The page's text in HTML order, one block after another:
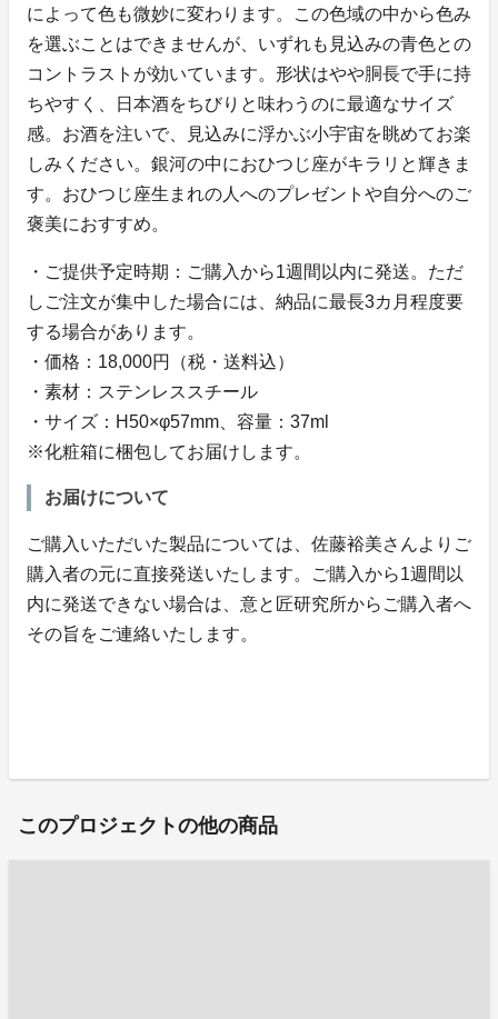
によって色も微妙に変わります。この色域の中から色み
を選ぶことはできませんが、いずれも見込みの青色との
コントラストが効いています。形状はやや胴長で手に持
ちやすく、日本酒をちびりと味わうのに最適なサイズ
感。お酒を注いで、見込みに浮かぶ小宇宙を眺めてお楽
しみください。銀河の中におひつじ座がキラリと輝きま
す。おひつじ座生まれの人へのプレゼントや自分へのご
褒美におすすめ。
・ご提供予定時期：ご購入から1週間以内に発送。ただ
しご注文が集中した場合には、納品に最長3カ月程度要
する場合があります。
・価格：18,000円（税・送料込）
・素材：ステンレススチール
・サイズ：H50×φ57mm、容量：37ml
※化粧箱に梱包してお届けします。
お届けについて
ご購入いただいた製品については、佐藤裕美さんよりご
購入者の元に直接発送いたします。ご購入から1週間以
内に発送できない場合は、意と匠研究所からご購入者へ
その旨をご連絡いたします。
このプロジェクトの他の商品